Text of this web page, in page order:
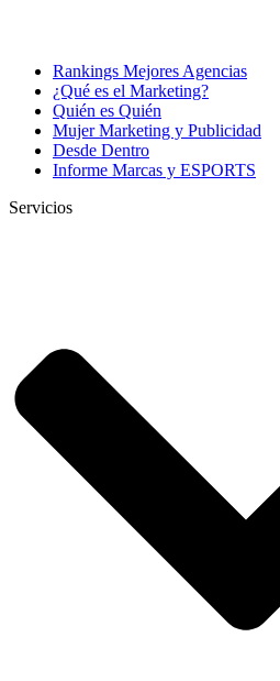
Rankings Mejores Agencias
¿Qué es el Marketing?
Quién es Quién
Mujer Marketing y Publicidad
Desde Dentro
Informe Marcas y ESPORTS
Servicios